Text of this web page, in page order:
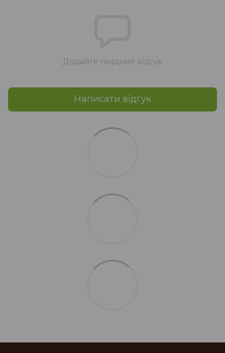
Додайте перший відгук
Написати відгук